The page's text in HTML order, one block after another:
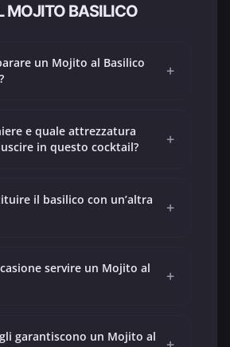
MOJITO BASILICO
un Mojito al Basilico
+
e quale attrezzatura
in questo cocktail?
+
il basilico con un’altra
+
servire un Mojito al
+
garantiscono un Mojito al